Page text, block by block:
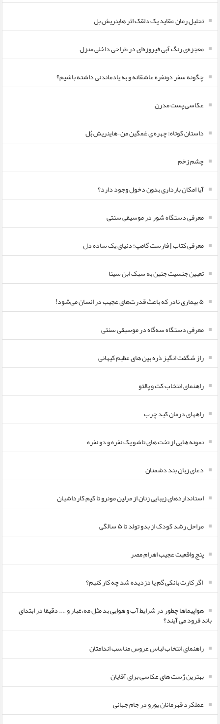
تحلیل رمان عقاید یک دلقک اثر هاینریش بل
معجزه‌ی رنگ آبی فیروزه‌ای در طراحی داخلی منزل
چگونه سفر دونفره عاشقانه و به یادماندنی داشته باشیم؟
عکاسی پست مدرن
داستان کوتاه: چهره ی غمگین من – هاینریش بُل
چشم زخم
آیا امکان بارداری بدون دخول وجود دارد؟
معرفی دستگاه شور در موسیقی سنتی
معرفی کتاب | فارست گامپ؛ دنیای یک ساده دل
تعیین جنسیت جنین به سبک ابن سینا
۵ بیماری نادر که باعث قدرت‌های عجیب در انسان می‌شود!
معرفی دستگاه سه‌گاه در موسیقی سنتی
راز شگفت انگیز ذره بین های عظیم کیهانی
راهنمای انتخاب کت و پالتو
راههای درمان کبد چرب
نمونه هایی از تخت های تاشو یک نفره و دو نفره
دعای زبان بند دشمنان
استانداردهای زیبایی زنان از مرلین مونرو تا کیم کارداشیان
مراحل رشد کودک از بدو تولد تا ۵ سالگی
پنج واقعیت عجیب اهرام مصر
اگر کارت بانکی گم یا دزدیده شد چه کار کنیم؟
هواپیماها چطور در شرایط آب و هوایی بد مثل مه،غبار و …. دقیقا در ابتدای
باند فرود می آیند؟
راهنمای انتخاب لباس عروس مناسب اندامتان
بهترین ژست های عکاسی برای آقایان
عملکرد قهرمانان یورو در جام جهانی